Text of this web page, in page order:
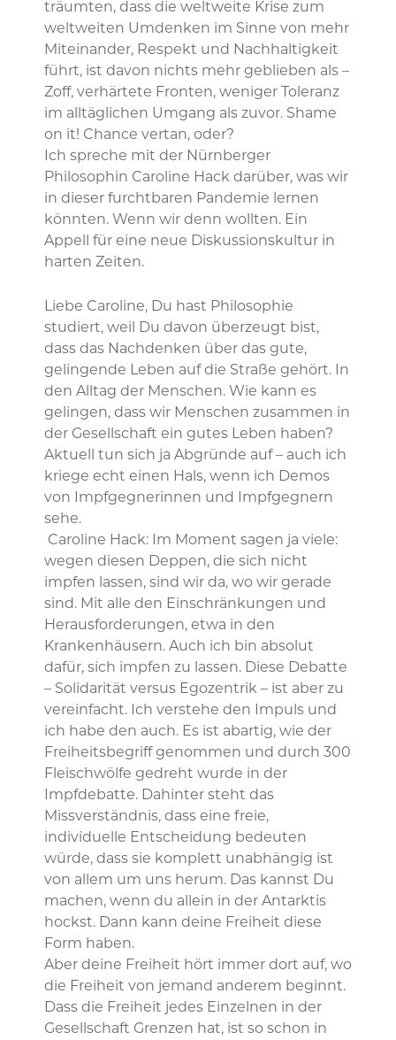
träumten, dass die weltweite Krise zum
weltweiten Umdenken im Sinne von mehr
Miteinander, Respekt und Nachhaltigkeit
führt, ist davon nichts mehr geblieben als –
Zoff, verhärtete Fronten, weniger Toleranz
im alltäglichen Umgang als zuvor. Shame
on it! Chance vertan, oder?
Ich spreche mit der Nürnberger
Philosophin Caroline Hack darüber, was wir
in dieser furchtbaren Pandemie lernen
könnten. Wenn wir denn wollten. Ein
Appell für eine neue Diskussionskultur in
harten Zeiten.
Liebe Caroline, Du hast Philosophie
studiert, weil Du davon überzeugt bist,
dass das Nachdenken über das gute,
gelingende Leben auf die Straße gehört. In
den Alltag der Menschen. Wie kann es
gelingen, dass wir Menschen zusammen in
der Gesellschaft ein gutes Leben haben?
Aktuell tun sich ja Abgründe auf – auch ich
kriege echt einen Hals, wenn ich Demos
von Impfgegnerinnen und Impfgegnern
sehe.
Caroline Hack: Im Moment sagen ja viele:
wegen diesen Deppen, die sich nicht
impfen lassen, sind wir da, wo wir gerade
sind. Mit alle den Einschränkungen und
Herausforderungen, etwa in den
Krankenhäusern. Auch ich bin absolut
dafür, sich impfen zu lassen. Diese Debatte
– Solidarität versus Egozentrik – ist aber zu
vereinfacht. Ich verstehe den Impuls und
ich habe den auch. Es ist abartig, wie der
Freiheitsbegriff genommen und durch 300
Fleischwölfe gedreht wurde in der
Impfdebatte. Dahinter steht das
Missverständnis, dass eine freie,
individuelle Entscheidung bedeuten
würde, dass sie komplett unabhängig ist
von allem um uns herum. Das kannst Du
machen, wenn du allein in der Antarktis
hockst. Dann kann deine Freiheit diese
Form haben.
Aber deine Freiheit hört immer dort auf, wo
die Freiheit von jemand anderem beginnt.
Dass die Freiheit jedes Einzelnen in der
Gesellschaft Grenzen hat, ist so schon in